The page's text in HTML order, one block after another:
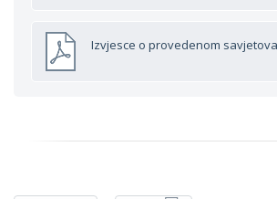
Izvjesce o provedenom